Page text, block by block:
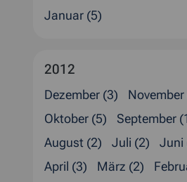
Januar (5)
2012
Dezember (3)
November
Oktober (5)
September
August (2)
Juli (2) Juni
April (3)
März (2)